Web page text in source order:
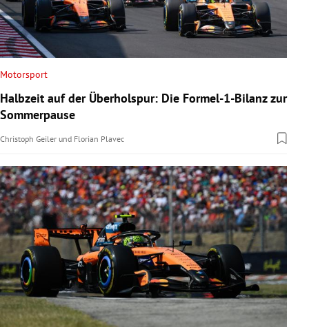
Motorsport
Halbzeit auf der Überholspur: Die Formel-1-Bilanz zur
Sommerpause
Christoph Geiler und Florian Plavec